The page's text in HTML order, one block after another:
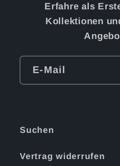
Erfahre als
Kollektionen
E-Mail
Suchen
Vertrag widerrufen